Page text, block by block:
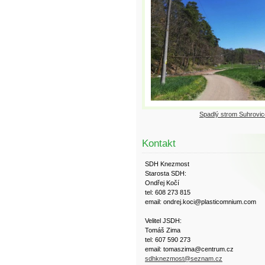
Spadlý strom
Kontakt
SDH Knezmost
Starosta SDH:
Ondřej Kočí
tel: 608 273 815
email: ondrej.koci@plasticomnium.com
Velitel JSDH:
Tomáš Zima
tel: 607 590 273
email: tomaszima@centrum.cz
sdhknezmost@seznam.cz